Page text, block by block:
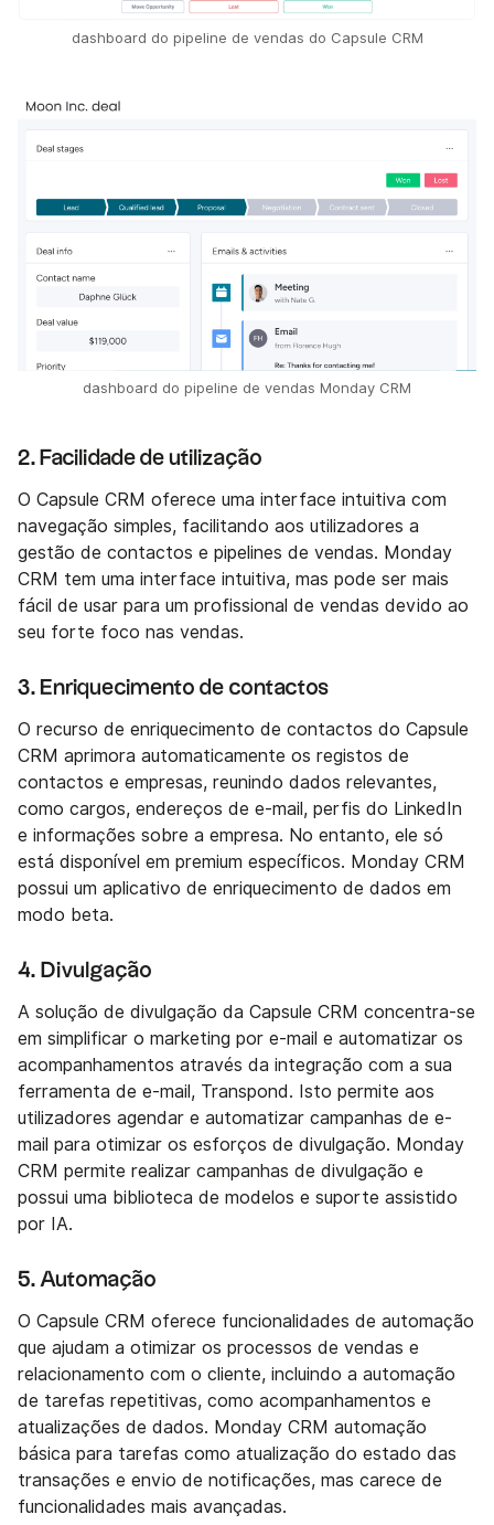
dashboard do pipeline de vendas do Capsule CRM
dashboard do pipeline de vendas Monday CRM
2. Facilidade de utilização
O Capsule CRM oferece uma interface intuitiva com
navegação simples, facilitando aos utilizadores a
gestão de contactos e pipelines de vendas. Monday
CRM tem uma interface intuitiva, mas pode ser mais
fácil de usar para um profissional de vendas devido ao
seu forte foco nas vendas.
3. Enriquecimento de contactos
O recurso de enriquecimento de contactos do Capsule
CRM aprimora automaticamente os registos de
contactos e empresas, reunindo dados relevantes,
como cargos, endereços de e-mail, perfis do LinkedIn
e informações sobre a empresa. No entanto, ele só
está disponível em premium específicos. Monday CRM
possui um aplicativo de enriquecimento de dados em
modo beta.
4. Divulgação
A solução de divulgação da Capsule CRM concentra-se
em simplificar o marketing por e-mail e automatizar os
acompanhamentos através da integração com a sua
ferramenta de e-mail, Transpond. Isto permite aos
utilizadores agendar e automatizar campanhas de e-
mail para otimizar os esforços de divulgação. Monday
CRM permite realizar campanhas de divulgação e
possui uma biblioteca de modelos e suporte assistido
por IA.
5. Automação
O Capsule CRM oferece funcionalidades de automação
que ajudam a otimizar os processos de vendas e
relacionamento com o cliente, incluindo a automação
de tarefas repetitivas, como acompanhamentos e
atualizações de dados. Monday CRM automação
básica para tarefas como atualização do estado das
transações e envio de notificações, mas carece de
funcionalidades mais avançadas.